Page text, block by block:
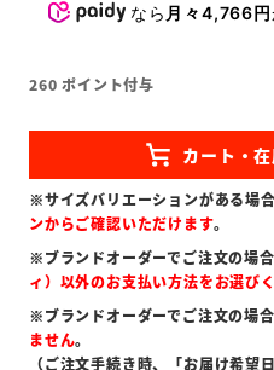
なら 月々4,766円
260 ポイント付与
※サイズバリエーションがある場合
ンからご確認いただけます。
※ブランドオーダーでご注文の場合
ィ）以外のお支払い方法をお選び
※ブランドオーダーでご注文の場合
ません。
（ご注文手続き時、「お届け希望